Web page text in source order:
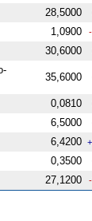
28,5000
1,0900
30,6000
35,6000
0,0810
6,5000
6,4200
0,3500
27,1200